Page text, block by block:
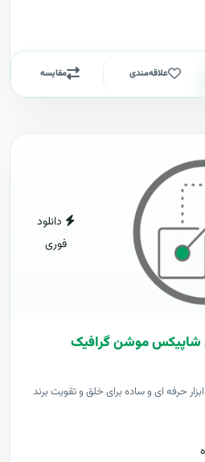
علاقه‌مندی مقایسه
دانلود
فوری
حرفه ای و ساده برای خلق و تقویت برند